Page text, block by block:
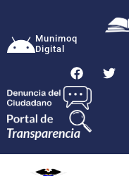
Munimoq
Digital